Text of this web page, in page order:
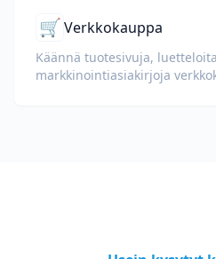
🛒Verkkokauppa
Käännä tuotesivuja,
markkinointiasiakirjoja